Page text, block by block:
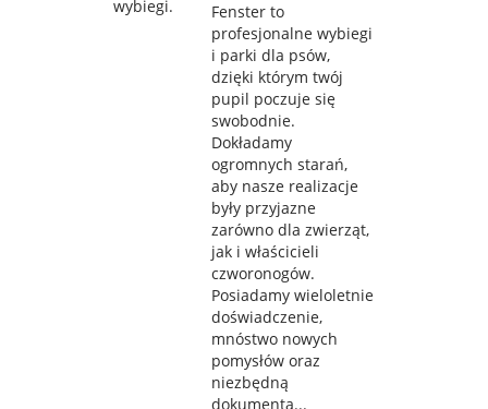
Fenster to
profesjonalne wybiegi
i parki dla psów,
dzięki którym twój
pupil poczuje się
swobodnie.
Dokładamy
ogromnych starań,
aby nasze realizacje
były przyjazne
zarówno dla zwierząt,
jak i właścicieli
czworonogów.
Posiadamy wieloletnie
doświadczenie,
mnóstwo nowych
pomysłów oraz
niezbędną
dokumenta...